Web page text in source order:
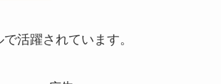
活躍されています。